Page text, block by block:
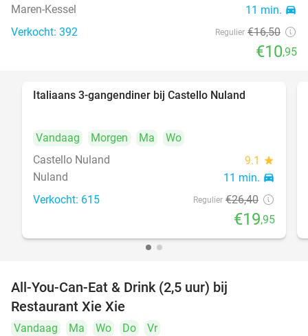
Maren-Kessel 11 min. directions_car
Verkocht: 392 Regulier €16,50
€10,95
Italiaans 3-gangendiner bij Castello Nuland
Vandaag Morgen Ma
Wo
Castello Nuland
9.1 star
Nuland 11 min. directions_car
Verkocht: 615 Regulier €26,40
€19,95
All-You-Can-Eat & Drink (2,5 uur) bij
Restaurant Xie Xie
Vandaag Ma Wo Do
Vr